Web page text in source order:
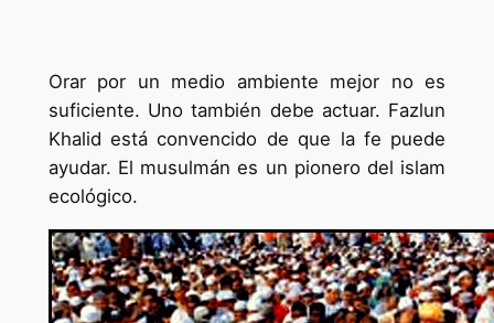
Orar por un medio ambiente mejor no es
suficiente. Uno también debe actuar. Fazlun
Khalid está convencido de que la fe puede
ayudar. El musulmán es un pionero del islam
ecológico.